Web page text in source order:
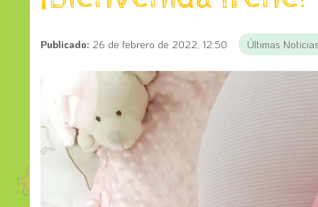
Publicado: 26 de febrero de 2022, 12:50 Últimas